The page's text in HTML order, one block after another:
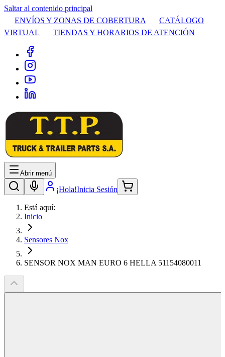
Saltar al contenido principal
ENVÍOS Y ZONAS DE COBERTURA
CATÁLOGO
VIRTUAL
TIENDAS Y HORARIOS DE ATENCIÓN
Abrir menú
¡Hola!Inicia Sesión
Está aquí:
Inicio
Sensores Nox
SENSOR NOX MAN EURO 6 HELLA 51154080011